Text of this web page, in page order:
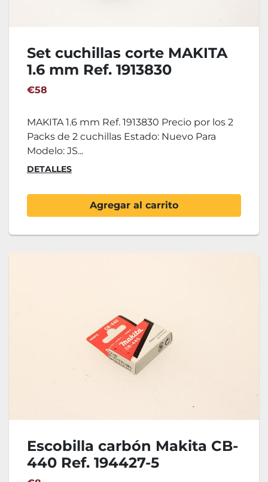
Set cuchillas corte MAKITA
1.6 mm Ref. 1913830
€58
MAKITA 1.6 mm Ref. 1913830 Precio por los 2
Packs de 2 cuchillas Estado: Nuevo Para
Modelo: JS...
DETALLES
Agregar al carrito
Escobilla carbón Makita CB-
440 Ref. 194427-5